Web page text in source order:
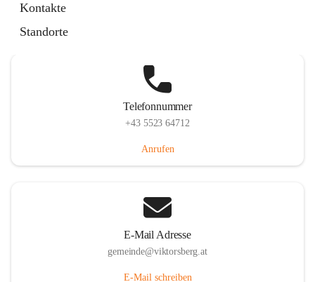
Kontakte
Standorte
Telefonnummer
+43 5523 64712
Anrufen
E-Mail Adresse
gemeinde@viktorsberg.at
E-Mail schreiben